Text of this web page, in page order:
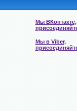
Мы ВКонтакте,
Мы в Viber,